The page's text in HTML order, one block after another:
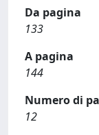
Da pagina
133
A pagina
144
Numero di
12